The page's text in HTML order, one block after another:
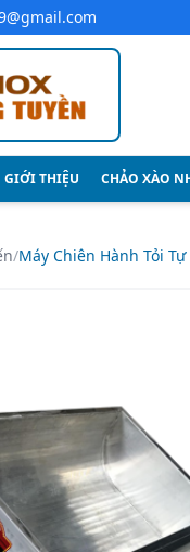
GIỚI THIỆU CHẢO XÀO
/Máy Chiên Hành Tỏi